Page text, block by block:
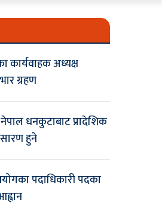
कार्यवाहक अध्यक्ष
ग्रहण
धनकुटाबाट प्रादेशिक
हुने
पदाधिकारी पदका